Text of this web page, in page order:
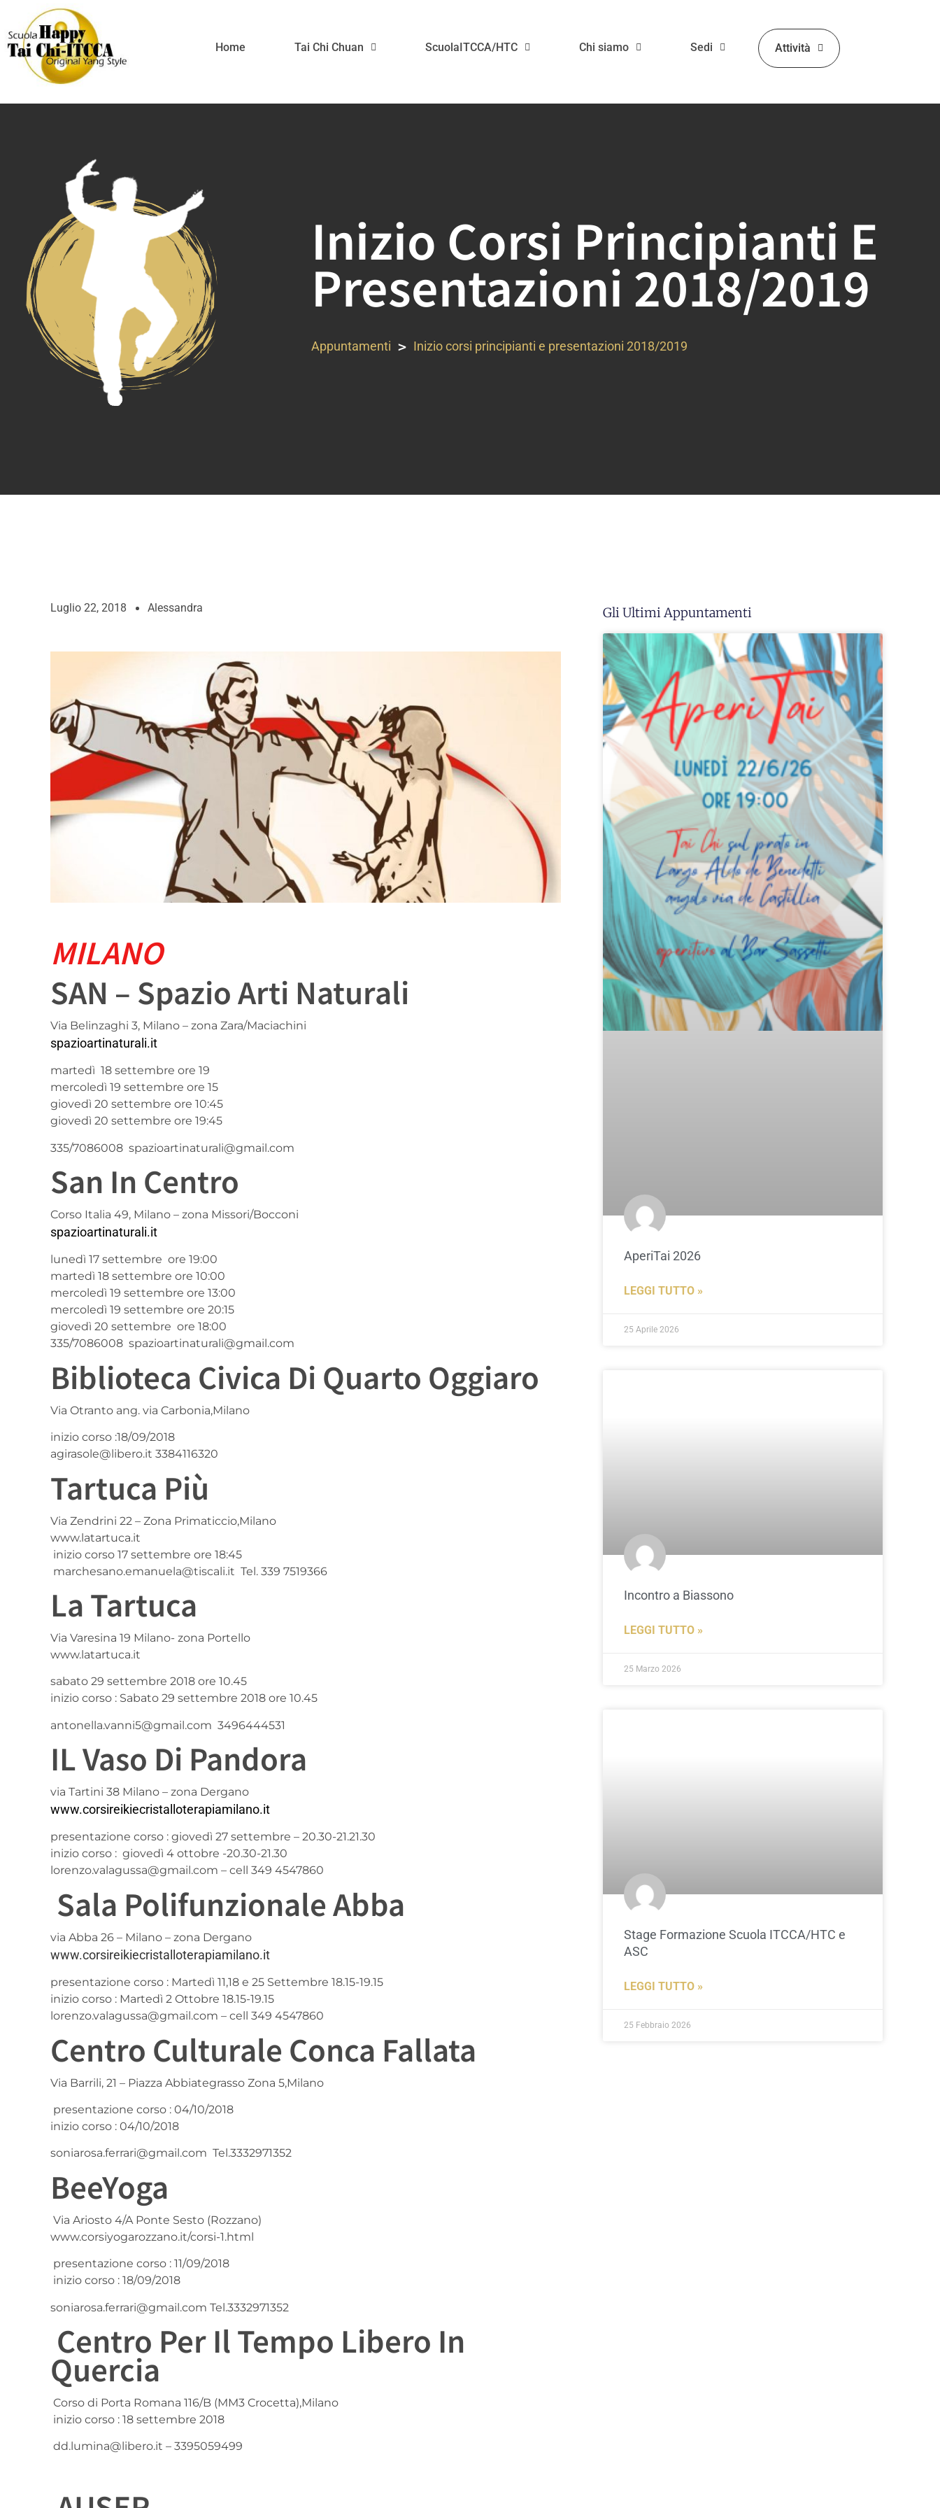
Home Tai Chi Chuan ScuolaITCCA/HTC Chi siamo Sedi Attività
Inizio Corsi Principianti E
Presentazioni 2018/2019
Appuntamenti > Inizio corsi principianti e presentazioni 2018/2019
Luglio 22, 2018 Alessandra
MILANO
SAN – Spazio Arti Naturali
Via Belinzaghi 3, Milano – zona Zara/Maciachini
spazioartinaturali.it
martedì 18 settembre ore 19
mercoledì 19 settembre ore 15
giovedì 20 settembre ore 10:45
giovedì 20 settembre ore 19:45
335/7086008 spazioartinaturali@gmail.com
San In Centro
Corso Italia 49, Milano – zona Missori/Bocconi
spazioartinaturali.it
lunedì 17 settembre ore 19:00
martedì 18 settembre ore 10:00
mercoledì 19 settembre ore 13:00
mercoledì 19 settembre ore 20:15
giovedì 20 settembre ore 18:00
335/7086008 spazioartinaturali@gmail.com
Biblioteca Civica Di Quarto Oggiaro
Via Otranto ang. via Carbonia,Milano
inizio corso :18/09/2018
agirasole@libero.it 3384116320
Tartuca Più
Via Zendrini 22 – Zona Primaticcio,Milano
www.latartuca.it
inizio corso 17 settembre ore 18:45
marchesano.emanuela@tiscali.it Tel. 339 7519366
La Tartuca
Via Varesina 19 Milano- zona Portello
www.latartuca.it
sabato 29 settembre 2018 ore 10.45
inizio corso : Sabato 29 settembre 2018 ore 10.45
antonella.vanni5@gmail.com 3496444531
IL Vaso Di Pandora
via Tartini 38 Milano – zona Dergano
www.corsireikiecristalloterapiamilano.it
presentazione corso : giovedì 27 settembre – 20.30-21.21.30
inizio corso : giovedì 4 ottobre -20.30-21.30
lorenzo.valagussa@gmail.com – cell 349 4547860
Sala Polifunzionale Abba
via Abba 26 – Milano – zona Dergano
www.corsireikiecristalloterapiamilano.it
presentazione corso : Martedì 11,18 e 25 Settembre 18.15-19.15
inizio corso : Martedì 2 Ottobre 18.15-19.15
lorenzo.valagussa@gmail.com – cell 349 4547860
Centro Culturale Conca Fallata
Via Barrili, 21 – Piazza Abbiategrasso Zona 5,Milano
presentazione corso : 04/10/2018
inizio corso : 04/10/2018
soniarosa.ferrari@gmail.com Tel.3332971352
BeeYoga
Via Ariosto 4/A Ponte Sesto (Rozzano)
www.corsiyogarozzano.it/corsi-1.html
presentazione corso : 11/09/2018
inizio corso : 18/09/2018
soniarosa.ferrari@gmail.com Tel.3332971352
Centro Per Il Tempo Libero In
Quercia
Corso di Porta Romana 116/B (MM3 Crocetta),Milano
inizio corso : 18 settembre 2018
dd.lumina@libero.it – 3395059499
Gli Ultimi Appuntamenti
AperiTai 2026
LEGGI TUTTO »
25 Aprile 2026
Incontro a Biassono
LEGGI TUTTO »
25 Marzo 2026
Stage Formazione Scuola ITCCA/HTC e
ASC
LEGGI TUTTO »
25 Febbraio 2026